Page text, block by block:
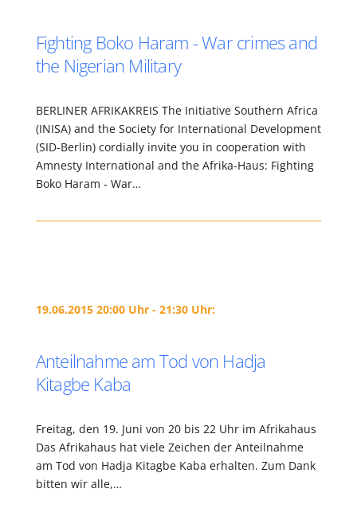
Fighting Boko Haram - War crimes and
the Nigerian Military
BERLINER AFRIKAKREIS The Initiative Southern Africa
(INISA) and the Society for International Development
(SID-Berlin) cordially invite you in cooperation with
Amnesty International and the Afrika-Haus: Fighting
Boko Haram - War…
19.06.2015 20:00 Uhr - 21:30 Uhr:
Anteilnahme am Tod von Hadja
Kitagbe Kaba
Freitag, den 19. Juni von 20 bis 22 Uhr im Afrikahaus
Das Afrikahaus hat viele Zeichen der Anteilnahme
am Tod von Hadja Kitagbe Kaba erhalten. Zum Dank
bitten wir alle,…